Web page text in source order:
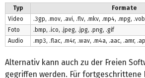
Typ
Formate
Video
.3gp, .mov, .avi, .flv, .mkv, .mp4, .mpg,
Foto
.bmp, .ico, .jpeg, .jpg, .png, .gif
Audio
.mp3, .flac, .m4r, .wav, .m4a, .aac, .amr,
Alternativ kann auch zu der Freien
gegriffen werden. Für